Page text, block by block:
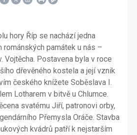
hory Říp se nachází jedna
románských památek u nás –
Vojtěcha. Postavena byla v roce
dřevěného kostela a její vznik
českého knížete Soběslava I.
Lotharem v bitvě u Chlumce.
svatému Jiří, patronovi orby,
Přemysla Oráče. Stavba
kvádrů patří k nejstarším